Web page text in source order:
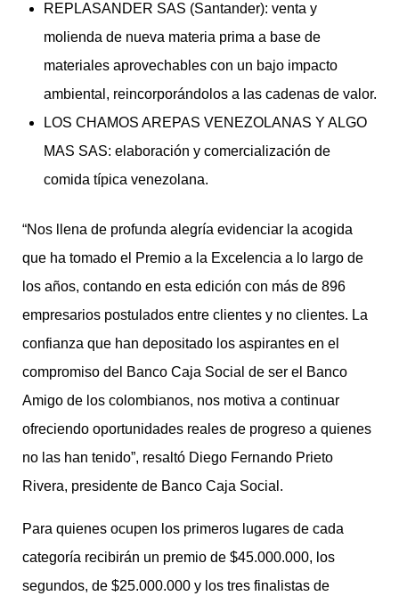
REPLASANDER SAS (Santander): venta y
molienda de nueva materia prima a base de
materiales aprovechables con un bajo impacto
ambiental, reincorporándolos a las cadenas de valor.
LOS CHAMOS AREPAS VENEZOLANAS Y ALGO
MAS SAS: elaboración y comercialización de
comida típica venezolana.
“Nos llena de profunda alegría evidenciar la acogida
que ha tomado el Premio a la Excelencia a lo largo de
los años, contando en esta edición con más de 896
empresarios postulados entre clientes y no clientes. La
confianza que han depositado los aspirantes en el
compromiso del Banco Caja Social de ser el Banco
Amigo de los colombianos, nos motiva a continuar
ofreciendo oportunidades reales de progreso a quienes
no las han tenido”, resaltó Diego Fernando Prieto
Rivera, presidente de Banco Caja Social.
Para quienes ocupen los primeros lugares de cada
categoría recibirán un premio de $45.000.000, los
segundos, de $25.000.000 y los tres finalistas de